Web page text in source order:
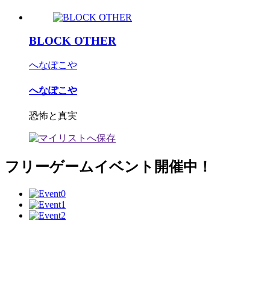
BLOCK OTHER
へなぽこや
へなぽこや
恐怖と真実
フリーゲームイベント開催中！